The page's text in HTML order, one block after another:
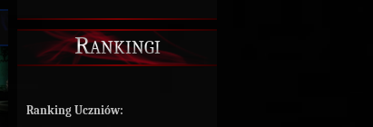
Rankingi
Ranking Uczniów: